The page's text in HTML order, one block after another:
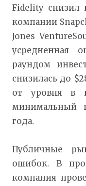
Fidelity снизил
компании
Jones
усредненная
раундом
снизилась до
от уровня в
минимальный
года.
Публичные
ошибок. В
компания